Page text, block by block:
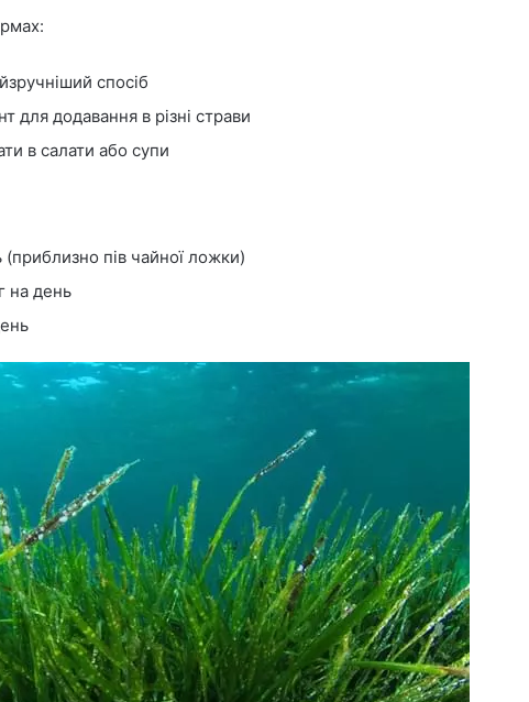
спосіб
для додавання в різні страви
в салати або супи
пів чайної ложки)
на день